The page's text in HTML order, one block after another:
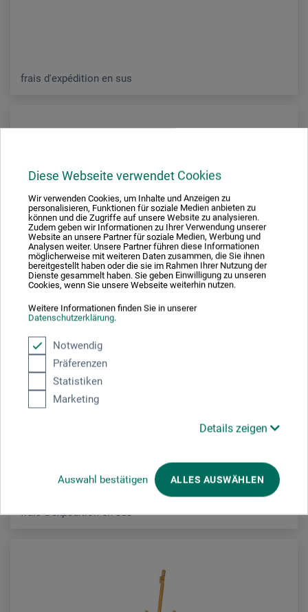
Diese Webseite verwendet Cookies
Wir verwenden Cookies, um Inhalte und Anzeigen zu
personalisieren, Funktionen für soziale Medien anbieten zu
können und die Zugriffe auf unsere Website zu analysieren.
Zudem geben wir Informationen zu Ihrer Verwendung unserer
Website an unsere Partner für soziale Medien, Werbung und
Analysen weiter. Unsere Partner führen diese Informationen
möglicherweise mit weiteren Daten zusammen, die Sie ihnen
bereitgestellt haben oder die sie im Rahmen Ihrer Nutzung der
Dienste gesammelt haben. Sie geben Einwilligung zu unseren
Cookies, wenn Sie unsere Webseite weiterhin nutzen.
Weitere Informationen finden Sie in unserer
Datenschutzerklärung.
Notwendig
Präferenzen
Statistiken
Marketing
Details zeigen
Auswahl bestätigen ALLES AUSWÄHLEN
frais d'expédition en sus
Ars Nova
Chevalet d'étude 134N
frais d'expédition en sus